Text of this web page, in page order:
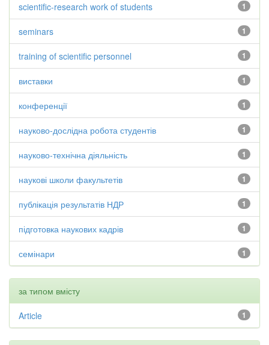
1
scientific-research work of students
1
seminars
1
training of scientific personnel
1
виставки
1
конференції
1
науково-дослідна робота студентів
1
науково-технічна діяльність
1
наукові школи факультетів
1
публікація результатів НДР
1
підготовка наукових кадрів
1
семінари
за типом вмісту
1
Article